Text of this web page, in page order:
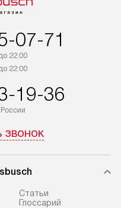
07-71
22:00
22:00
19-36
звонок
Cтатьи
Глоссарий